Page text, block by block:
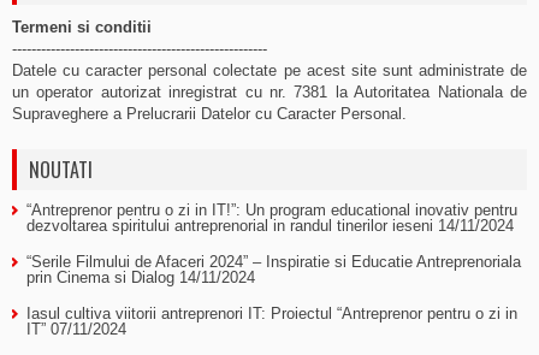
Termeni si conditii
-----------------------------------------------------
Datele cu caracter personal colectate pe acest site sunt administrate de
un operator autorizat inregistrat cu nr. 7381 la Autoritatea Nationala de
Supraveghere a Prelucrarii Datelor cu Caracter Personal.
NOUTATI
“Antreprenor pentru o zi in IT!”: Un program educational inovativ pentru
dezvoltarea spiritului antreprenorial in randul tinerilor ieseni 14/11/2024
“Serile Filmului de Afaceri 2024” – Inspiratie si Educatie Antreprenoriala
prin Cinema si Dialog 14/11/2024
Iasul cultiva viitorii antreprenori IT: Proiectul “Antreprenor pentru o zi in
IT” 07/11/2024